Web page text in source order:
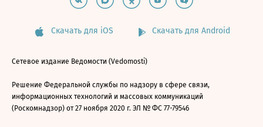
Скачать для iOS Скачать для Android
Сетевое издание Ведомости (Vedomosti)
Решение Федеральной службы по надзору в сфере связи,
информационных технологий и массовых коммуникаций
(Роскомнадзор) от 27 ноября 2020 г. ЭЛ № ФС 77-79546